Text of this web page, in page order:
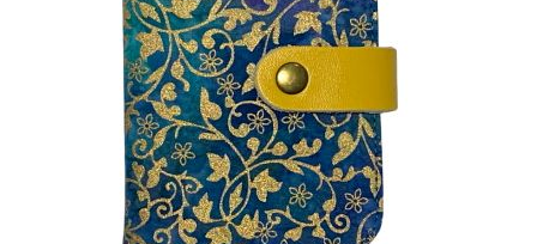
Táskák
Neszeszerek
Tárcák
Szemüvegtokok
Zsebkendő tartók